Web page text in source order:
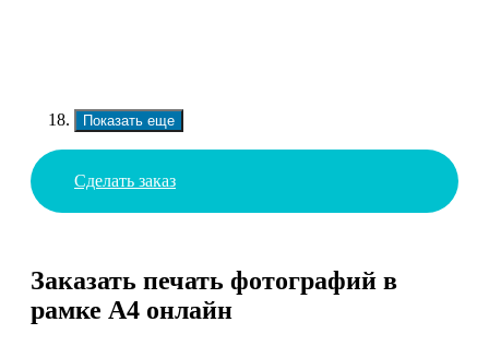
Показать еще
Сделать заказ
Заказать печать фотографий в
рамке А4 онлайн